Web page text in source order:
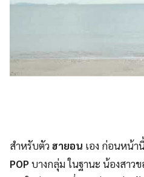
สำหรับตัวฮายอน เอง ก่อนหน้า
POPบางกลุ่ม ในฐานะ น้องสาว